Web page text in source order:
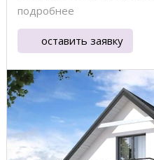
подробнее
оставить заявку